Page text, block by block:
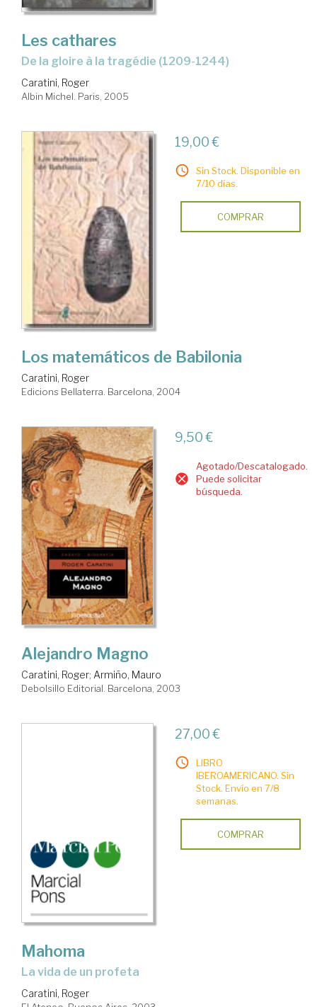
Les cathares
de la gloire à la tragédie (1209-1244)
Caratini, Roger
Albin Michel. Paris, 2005
19,00 €
Sin Stock. Disponible en
7/10 días.
COMPRAR
Los matemáticos de Babilonia
Caratini, Roger
Edicions Bellaterra. Barcelona, 2004
9,50 €
Agotado/Descatalogado.
Puede solicitar
búsqueda.
Alejandro Magno
Caratini, Roger; Armiño, Mauro
Debolsillo Editorial. Barcelona, 2003
27,00 €
LIBRO
IBEROAMERICANO. Sin
Stock. Envío en 7/8
semanas.
COMPRAR
Mahoma
la vida de un profeta
Caratini, Roger